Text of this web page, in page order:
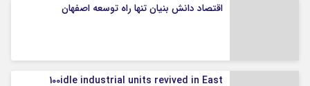
اقتصاد دانش بنیان تنها راه توسعه اصفهان
100idle industrial units revived in East